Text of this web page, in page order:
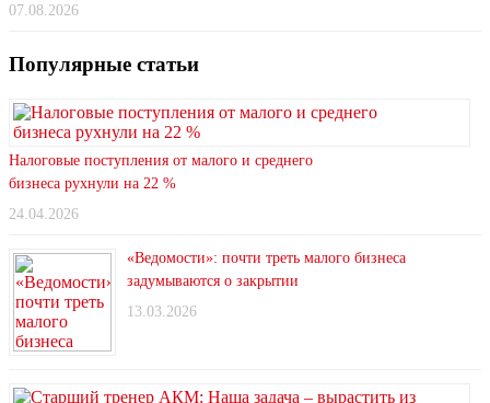
07.08.2026
Популярные статьи
Налоговые поступления от малого и среднего
бизнеса рухнули на 22 %
24.04.2026
«Ведомости»: почти треть малого бизнеса
задумываются о закрытии
13.03.2026